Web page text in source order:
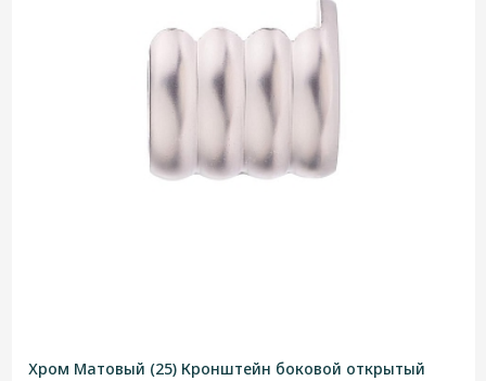
Хром Матовый (25) Кронштейн боковой открытый